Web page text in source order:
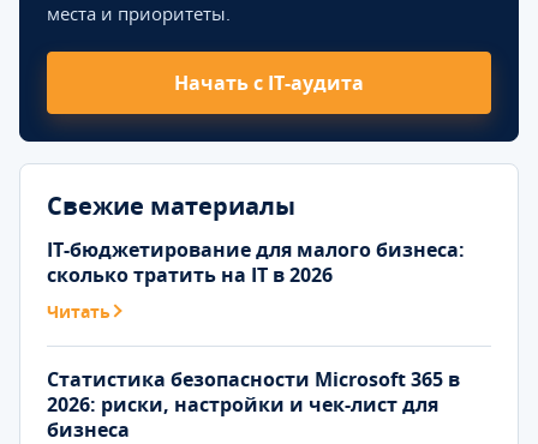
места и приоритеты.
Начать с IT-аудита
Свежие материалы
IT-бюджетирование для малого бизнеса:
сколько тратить на IT в 2026
Читать
Статистика безопасности Microsoft 365 в
2026: риски, настройки и чек-лист для
бизнеса